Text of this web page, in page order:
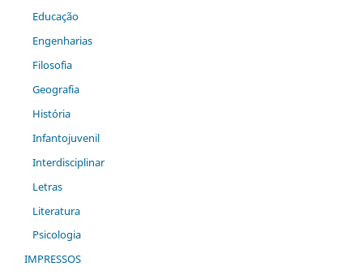
Educação
Engenharias
Filosofia
Geografia
História
Infantojuvenil
Interdisciplinar
Letras
Literatura
Psicologia
IMPRESSOS